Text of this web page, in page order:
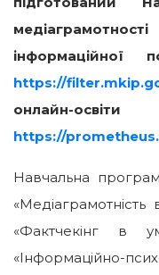
інформаційної
https://
онлайн-
https://
Навчальна
«Медіаграмотність
«Фактчекінг в
«Інформаційно-